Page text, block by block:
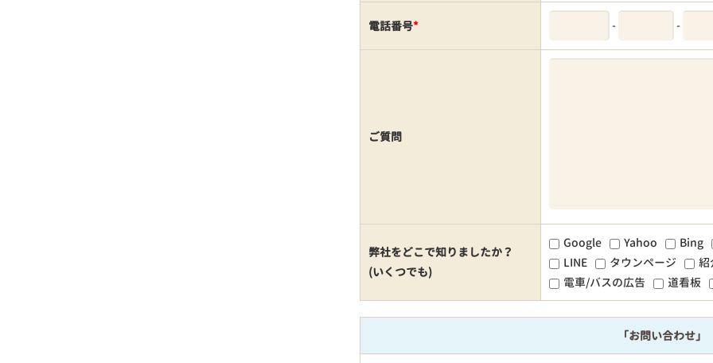
電話番号* - -
ご質問
弊社をどこで知りましたか？
(いくつでも)
Google Yahoo
Bing
LINE
タウンページ
紹
電車/バスの広告
道看板
「お問い合わせ」